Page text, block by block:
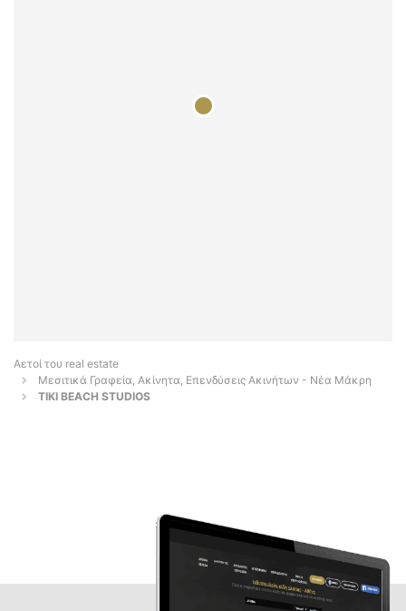
Αετοί του real estate
Μεσιτικά Γραφεία, Ακίνητα, Επενδύσεις Ακινήτων - Νέα Μάκρη
TIKI BEACH STUDIOS